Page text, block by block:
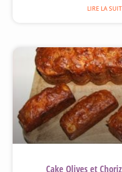
LIRE LA
Cake Olives et